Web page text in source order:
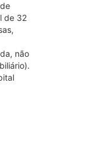
de 32
não